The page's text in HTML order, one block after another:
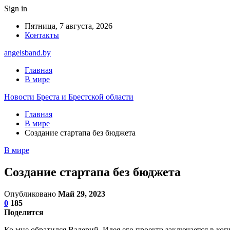
Sign in
Пятница, 7 августа, 2026
Контакты
angelsband.by
Главная
В мире
Новости Бреста и Брестской области
Главная
В мире
Создание стартапа без бюджета
В мире
Создание стартапа без бюджета
Опубликовано Май 29, 2023
0 185
Поделится